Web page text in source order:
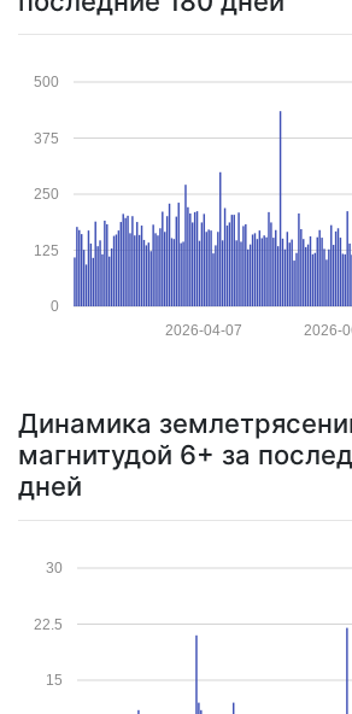
0
125
250
375
500
2026-
2026-04-07
Динамика
магнитудой 6+ за
дней
15
22.5
30